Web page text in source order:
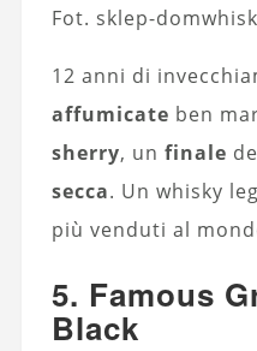
Fot. sklep-
12 anni di
affumicate ben
sherry, un finale
secca. Un whisky
più venduti al
5. Famous
Black